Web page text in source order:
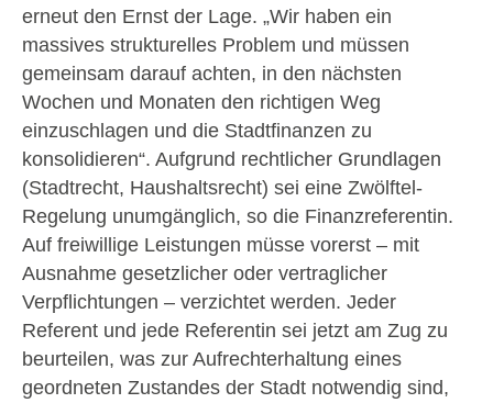
erneut den Ernst der Lage. „Wir haben ein
massives strukturelles Problem und müssen
gemeinsam darauf achten, in den nächsten
Wochen und Monaten den richtigen Weg
einzuschlagen und die Stadtfinanzen zu
konsolidieren“. Aufgrund rechtlicher Grundlagen
(Stadtrecht, Haushaltsrecht) sei eine Zwölftel-
Regelung unumgänglich, so die Finanzreferentin.
Auf freiwillige Leistungen müsse vorerst – mit
Ausnahme gesetzlicher oder vertraglicher
Verpflichtungen – verzichtet werden. Jeder
Referent und jede Referentin sei jetzt am Zug zu
beurteilen, was zur Aufrechterhaltung eines
geordneten Zustandes der Stadt notwendig sind,